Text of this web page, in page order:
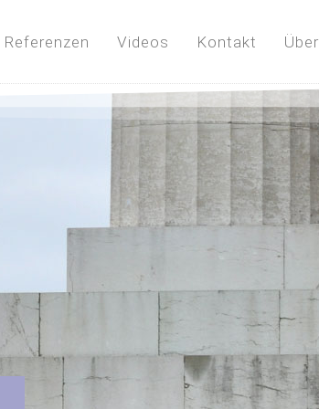
Referenzen Videos Kontakt Über